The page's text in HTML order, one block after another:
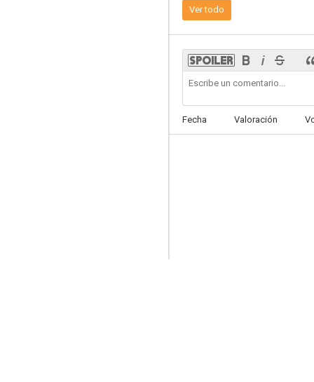
Ver todo
Fecha Valoración